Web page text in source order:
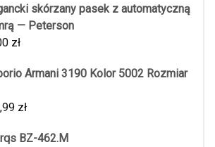
skórzany pasek z automatyczną
— Peterson
zł
Armani 3190 Kolor 5002 Rozmiar
zł
BZ-462.M